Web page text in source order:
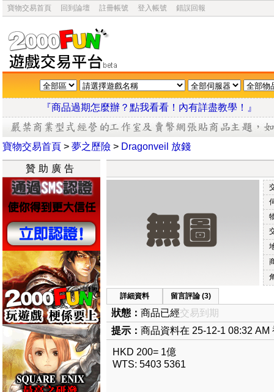
寶物交易首頁 回到論壇 註冊帳號 登入帳號 錯誤回報
『商品過期怎麼辦？點我看看！內有詳盡教學
寶物交易首頁> 夢之歷險> Dragonveil 放錢
贊助廣告
詳細資料 留言評論 (3)
狀態： 商品已經交易到期
提示： 商品資料在 25-12-1 08:32 AM
HKD 200= 1億
WTS: 5403 5361